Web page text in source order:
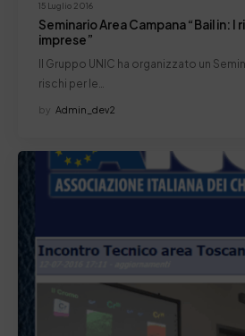
15 Luglio 2016
Seminario Area Campana “Bail in: I
imprese”
Il Gruppo UNIC ha organizzato un
rischi per le…
by Admin_dev2